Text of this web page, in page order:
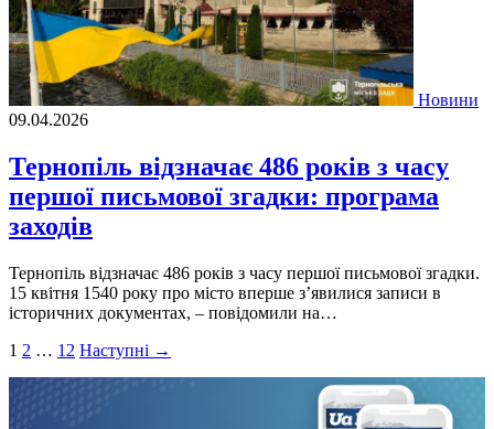
Новини
09.04.2026
Тернопіль відзначає 486 років з часу
першої письмової згадки: програма
заходів
Тернопіль відзначає 486 років з часу першої письмової згадки.
15 квітня 1540 року про місто вперше з’явилися записи в
історичних документах, – повідомили на…
Пагінація
записів
1 2 … 12 Наступні →